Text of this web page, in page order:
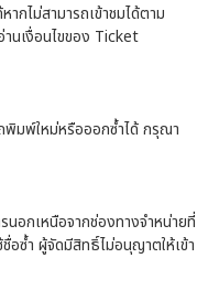
กไม่สามารถเข้าชมได้ตาม
านเงื่อนไขของ Ticket
พิมพ์ใหม่หรือออกซ้ำได้ กรุณา
อกเหนือจากช่องทางจำหน่ายที่
อซ้ำ ผู้จัดมีสิทธิ์ไม่อนุญาตให้เข้า